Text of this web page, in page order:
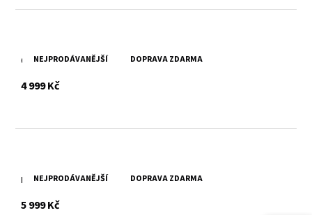
NEJPRODÁVANĚJŠÍ DOPRAVA ZDARMA
Černá dámská letní kožená bunda MWTSURI DB
4 999 Kčs DPH
NEJPRODÁVANĚJŠÍ DOPRAVA ZDARMA
Dámská růžová kožená bunda MWEliz
5 999 Kčs DPH